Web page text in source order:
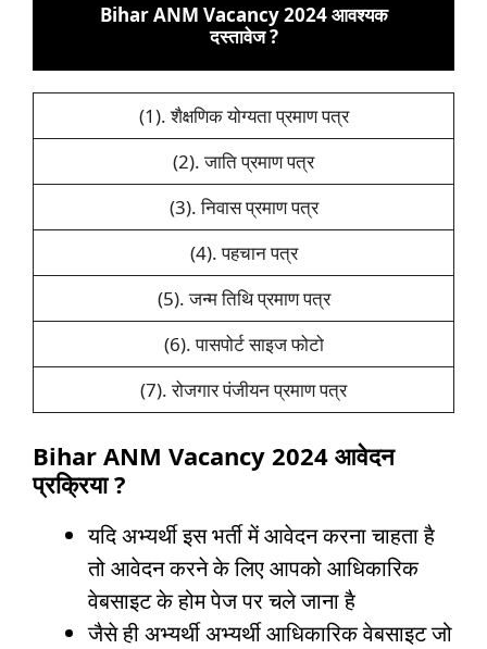
Bihar ANM Vacancy 2024 आवश्यक
दस्तावेज ?
(1). शैक्षणिक योग्यता प्रमाण पत्र
(2). जाति प्रमाण पत्र
(3). निवास प्रमाण पत्र
(4). पहचान पत्र
(5). जन्म तिथि प्रमाण पत्र
(6). पासपोर्ट साइज फोटो
(7). रोजगार पंजीयन प्रमाण पत्र
Bihar ANM Vacancy 2024 आवेदन
प्रक्रिया?
यदि अभ्यर्थी इस भर्ती में आवेदन करना चाहता है
तो आवेदन करने के लिए आपको आधिकारिक
वेबसाइट के होम पेज पर चले जाना है
जैसे ही अभ्यर्थी अभ्यर्थी आधिकारिक वेबसाइट जो